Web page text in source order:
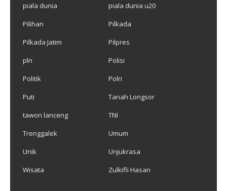
piala dunia
piala dunia u20
Pilihan
Pilkada
Pilkada Jatim
Pilpres
pln
Polisi
Politik
Polri
Puti
Tanah Longsor
tawon lanceng
TNI
Trenggalek
Umum
Unik
Unjukrasa
Wisata
Zulkifli Hasan